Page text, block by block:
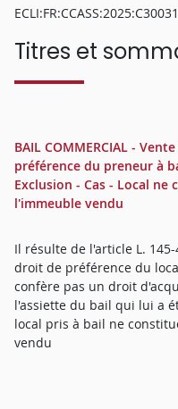
Titres et
BAIL COMMERCIAL -
préférence du preneur à
Exclusion - Cas - Local
l'immeuble vendu
Il résulte de l'article L.
droit de préférence du
confère pas un droit
l'assiette du bail qui lui a
local pris à bail ne
vendu